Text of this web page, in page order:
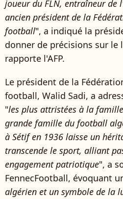
joueur du FLN, entraîneur de
ancien président de la
football", a indiqué la
donner de précisions sur le
rapporte l'AFP.
Le président de la
football, Walid Sadi, a
"les plus attristées à la
grande famille du football
à Sétif en 1936 laisse un
transcende le sport, alliant
engagement patriotique", a
FennecFootball, évoquant
algérien et un symbole de la